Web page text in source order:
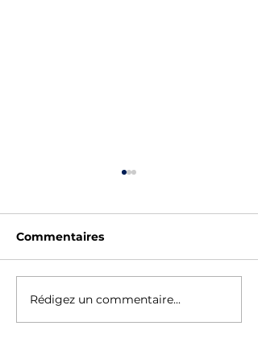
SAUV'STAGE - ÉTÉ
Commentaires
Rédigez un commentaire...